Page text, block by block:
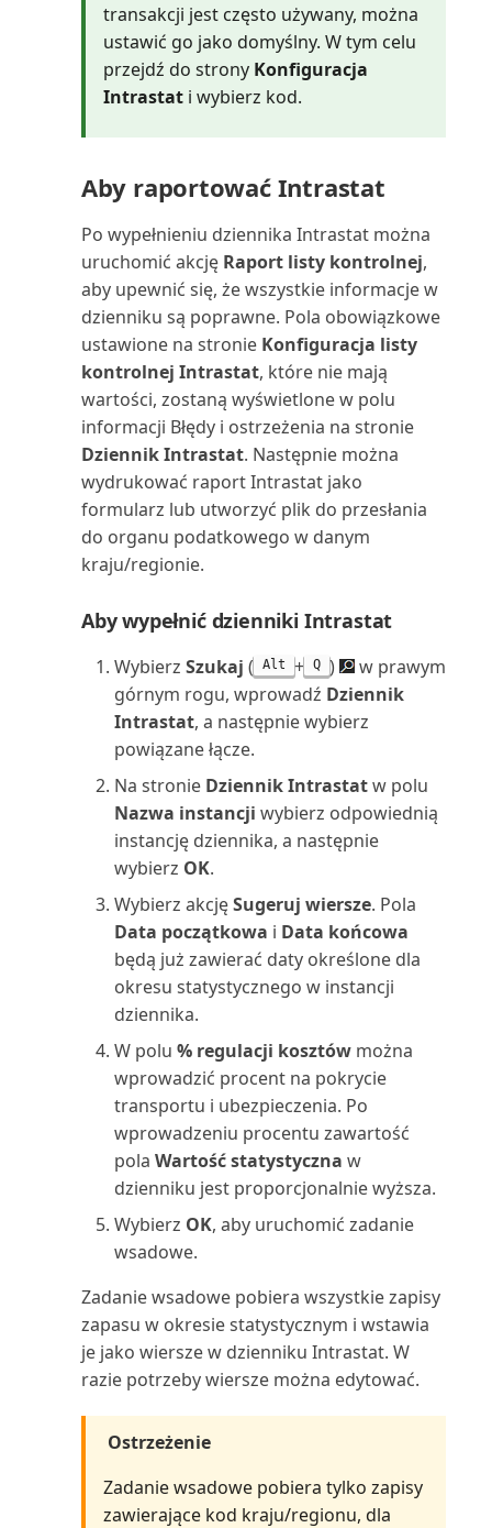
Segment: strona tytułowa
(raport)
Serwis: faktura korygująca
(raport dokumentu)
Serwis: wydanie (raport
dokumentu)
Skonsolidowany bilans próbny
(4) (raport)
Skonsolidowany bilans próbny
(raport Excel)
Skonsolidowany bilans próbny
(raport)
(raport)
Sprawdzanie numeru
identyfikacyjnego VAT (raport)
Sprawdź księgowanie wartości
(raport)
Sprzedawca: szanse sprzedaży
(raport)
Sprzedaż nabywcy/zapasu
(raport)
Sprzedaż zapasów nabywcom
Stan (raport)
Stan wysyłki magazynowej
(raport)
Statystyka sprzedaży (raport)
Statystyka zlecenia
produkcyjnego (raport)
ilość (raport)
transakcji jest często używany, można
ustawić go jako domyślny. W tym celu
przejdź do strony Konfiguracja
Intrastati wybierz kod.
Aby raportować Intrastat
Po wypełnieniu dziennika Intrastat można
uruchomić akcję Raport listy kontrolnej,
aby upewnić się, że wszystkie informacje w
dzienniku są poprawne. Pola obowiązkowe
ustawione na stronie Konfiguracja listy
kontrolnej Intrastat, które nie mają
wartości, zostaną wyświetlone w polu
informacji Błędy i ostrzeżenia na stronie
Dziennik Intrastat. Następnie można
wydrukować raport Intrastat jako
formularz lub utworzyć plik do przesłania
do organu podatkowego w danym
kraju/regionie.
Aby wypełnić dzienniki Intrastat
Wybierz Szukaj ( Alt + Q )
w prawym
górnym rogu, wprowadź Dziennik
Intrastat, a następnie wybierz
powiązane łącze.
Na stronie Dziennik Intrastatw polu
Nazwa instancji wybierz odpowiednią
instancję dziennika, a następnie
wybierz OK.
Wybierz akcjęSugeruj wiersze. Pola
Data początkowa i Data końcowa
będą już zawierać daty określone dla
okresu statystycznego w instancji
dziennika.
W polu % regulacji kosztówmożna
wprowadzić procent na pokrycie
transportu i ubezpieczenia. Po
wprowadzeniu procentu zawartość
pola Wartość statystyczna w
dzienniku jest proporcjonalnie wyższa.
Wybierz OK, aby uruchomić zadanie
wsadowe.
Zadanie wsadowe pobiera wszystkie zapisy
zapasu w okresie statystycznym i wstawia
je jako wiersze w dzienniku Intrastat. W
razie potrzeby wiersze można edytować.
Ostrzeżenie
Zadanie wsadowe pobiera tylko zapisy
zawierające kod kraju/regionu, dla